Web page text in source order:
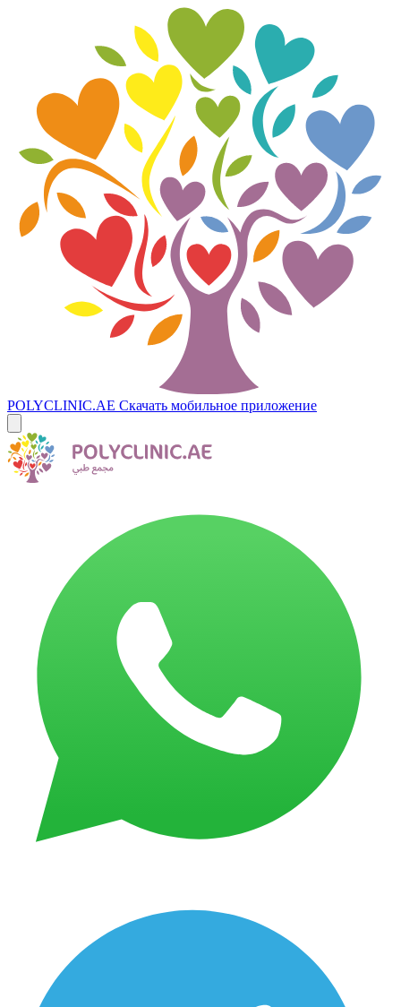
POLYCLINIC.AE Скачать мобильное приложение